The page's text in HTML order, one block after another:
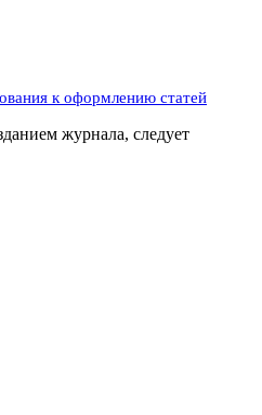
к оформлению статей
журнала, следует